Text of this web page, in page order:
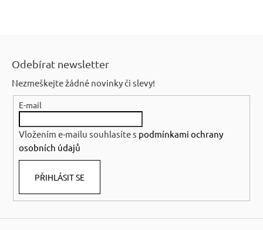
Odebírat newsletter
Nezmeškejte žádné novinky či slevy!
E-mail
Vložením e-mailu souhlasíte s podmínkami ochrany
osobních údajů
PŘIHLÁSIT SE